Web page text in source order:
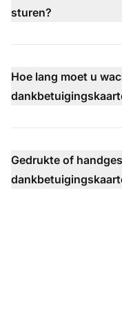
sturen?
Hoe lang moet u
Gedrukte of